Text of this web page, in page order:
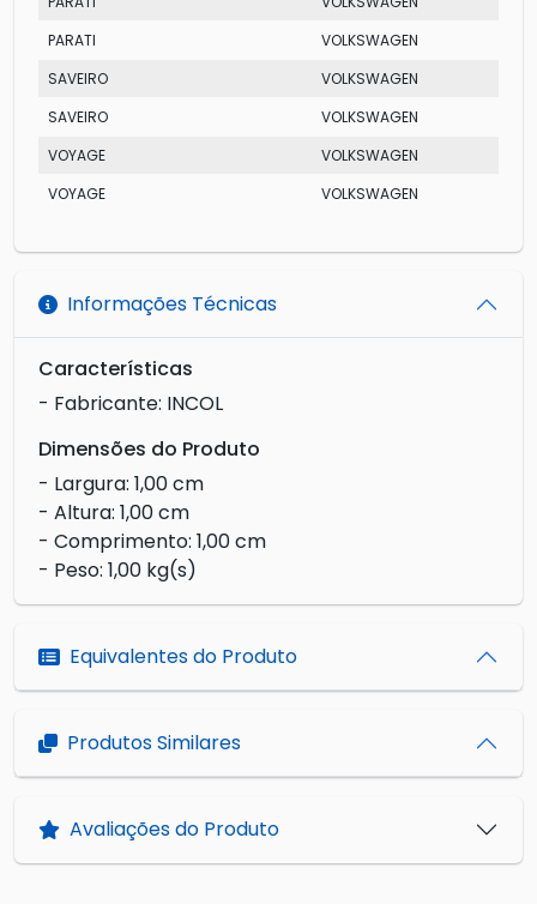
PARATI
VOLKSWAGEN
SAVEIRO
VOLKSWAGEN
SAVEIRO
VOLKSWAGEN
VOYAGE
VOLKSWAGEN
VOYAGE
VOLKSWAGEN
Informações Técnicas
Características
- Fabricante: INCOL
Dimensões do Produto
- Largura: 1,00 cm
- Altura: 1,00 cm
- Comprimento: 1,00 cm
- Peso: 1,00 kg(s)
Equivalentes do Produto
Produtos Similares
Avaliações do Produto